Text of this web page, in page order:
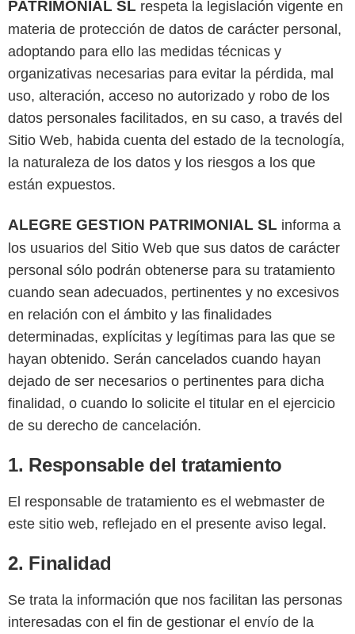
PATRIMONIAL SL respeta la legislación vigente en
materia de protección de datos de carácter personal,
adoptando para ello las medidas técnicas y
organizativas necesarias para evitar la pérdida, mal
uso, alteración, acceso no autorizado y robo de los
datos personales facilitados, en su caso, a través del
Sitio Web, habida cuenta del estado de la tecnología,
la naturaleza de los datos y los riesgos a los que
están expuestos.
ALEGRE GESTION PATRIMONIAL SL informa a
los usuarios del Sitio Web que sus datos de carácter
personal sólo podrán obtenerse para su tratamiento
cuando sean adecuados, pertinentes y no excesivos
en relación con el ámbito y las finalidades
determinadas, explícitas y legítimas para las que se
hayan obtenido. Serán cancelados cuando hayan
dejado de ser necesarios o pertinentes para dicha
finalidad, o cuando lo solicite el titular en el ejercicio
de su derecho de cancelación.
1. Responsable del tratamiento
El responsable de tratamiento es el webmaster de
este sitio web, reflejado en el presente aviso legal.
2. Finalidad
Se trata la información que nos facilitan las personas
interesadas con el fin de gestionar el envío de la